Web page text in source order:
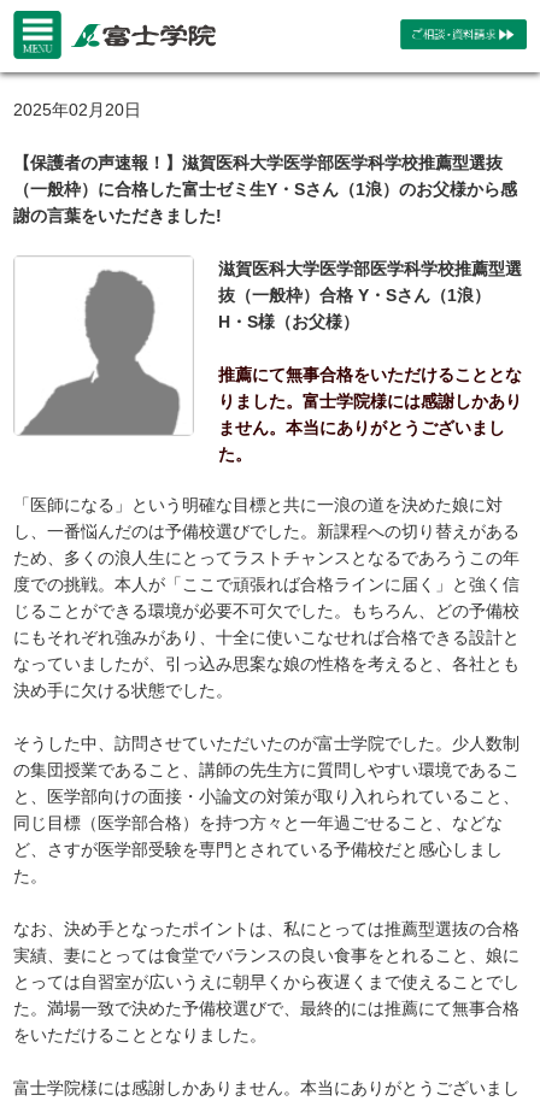
2025年02月20日
【保護者の声速報！】滋賀医科大学医学部医学科学校推薦型選抜
（一般枠）に合格した富士ゼミ生Y・Sさん（1浪）のお父様から感
謝の言葉をいただきました!
滋賀医科大学医学部医学科学校推薦型選
抜（一般枠）合格 Y・Sさん（1浪）
H・S様（お父様）
推薦にて無事合格をいただけることとな
りました。富士学院様には感謝しかあり
ません。本当にありがとうございまし
た。
「医師になる」という明確な目標と共に一浪の道を決めた娘に対
し、一番悩んだのは予備校選びでした。新課程への切り替えがある
ため、多くの浪人生にとってラストチャンスとなるであろうこの年
度での挑戦。本人が「ここで頑張れば合格ラインに届く」と強く信
じることができる環境が必要不可欠でした。もちろん、どの予備校
にもそれぞれ強みがあり、十全に使いこなせれば合格できる設計と
なっていましたが、引っ込み思案な娘の性格を考えると、各社とも
決め手に欠ける状態でした。
そうした中、訪問させていただいたのが富士学院でした。少人数制
の集団授業であること、講師の先生方に質問しやすい環境であるこ
と、医学部向けの面接・小論文の対策が取り入れられていること、
同じ目標（医学部合格）を持つ方々と一年過ごせること、などな
ど、さすが医学部受験を専門とされている予備校だと感心しまし
た。
なお、決め手となったポイントは、私にとっては推薦型選抜の合格
実績、妻にとっては食堂でバランスの良い食事をとれること、娘に
とっては自習室が広いうえに朝早くから夜遅くまで使えることでし
た。満場一致で決めた予備校選びで、最終的には推薦にて無事合格
をいただけることとなりました。
富士学院様には感謝しかありません。本当にありがとうございまし